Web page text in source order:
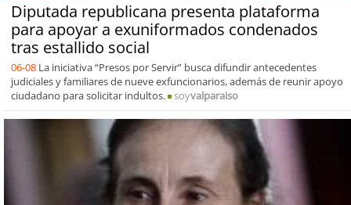
Diputada republicana presenta plataforma
para apoyar a exuniformados condenados
tras estallido social
06-08 La iniciativa “Presos por Servir” busca difundir antecedentes
judiciales y familiares de nueve exfuncionarios, además de reunir apoyo
ciudadano para solicitar indultos.
soyvalparaiso